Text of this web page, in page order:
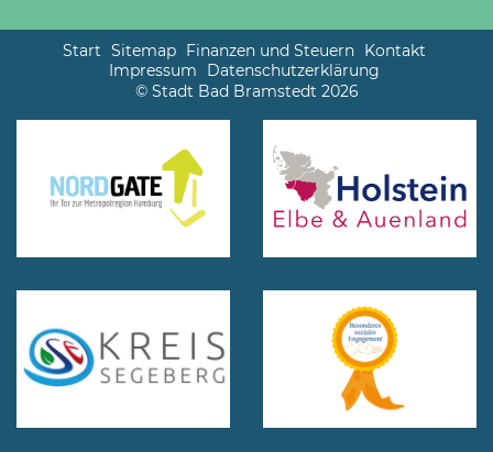
Start Sitemap Finanzen und Steuern Kontakt
Impressum
Datenschutzerklärung
© Stadt Bad Bramstedt 2026